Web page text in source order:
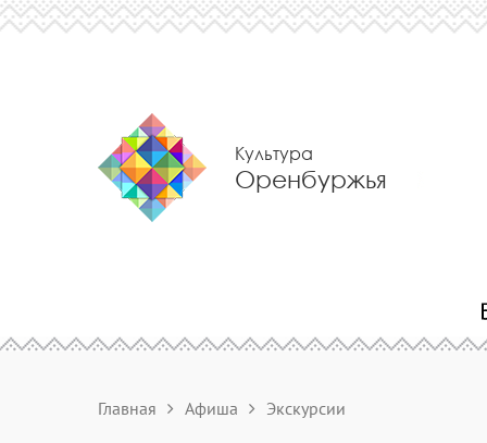
Культура
Оренбуржья
Главная Афиша Экскурсии